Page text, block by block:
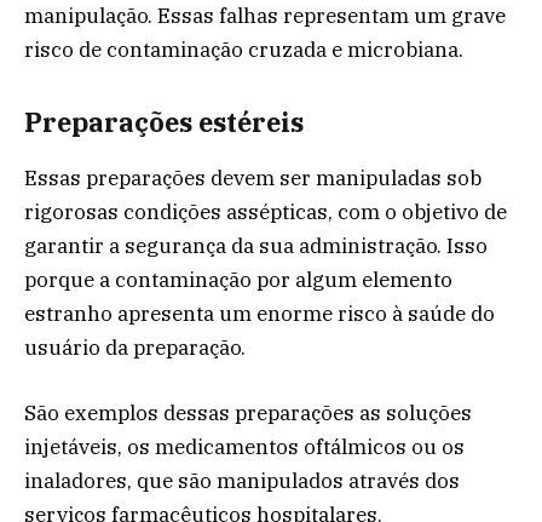
manipulação. Essas falhas representam um grave
risco de contaminação cruzada e microbiana.
Preparações estéreis
Essas preparações devem ser manipuladas sob
rigorosas condições assépticas, com o objetivo de
garantir a segurança da sua administração. Isso
porque a contaminação por algum elemento
estranho apresenta um enorme risco à saúde do
usuário da preparação.
São exemplos dessas preparações as soluções
injetáveis, os medicamentos oftálmicos ou os
inaladores, que são manipulados através dos
serviços farmacêuticos hospitalares.